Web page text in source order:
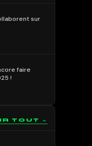
sur
faire
!
TOUT →